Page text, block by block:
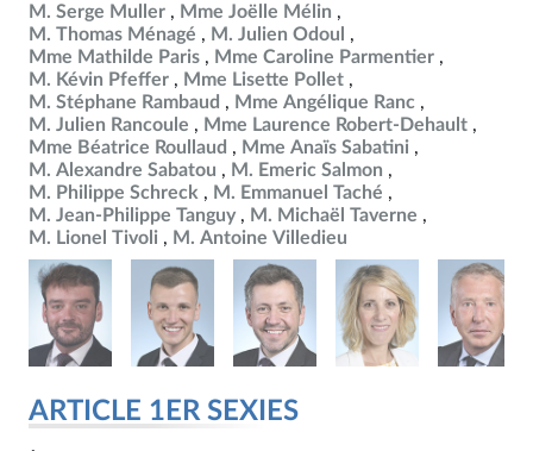
M. Serge Muller
Mme Joëlle Mélin
M. Thomas Ménagé
M. Julien Odoul
Mme Mathilde Paris
Mme Caroline Parmentier
M. Kévin Pfeffer
Mme Lisette Pollet
M. Stéphane Rambaud
Mme Angélique Ranc
M. Julien Rancoule
Mme Laurence Robert-Dehault
Mme Béatrice Roullaud
Mme Anaïs Sabatini
M. Alexandre Sabatou
M. Emeric Salmon
M. Philippe Schreck
M. Emmanuel Taché
M. Jean-Philippe Tanguy
M. Michaël Taverne
M. Lionel Tivoli
M. Antoine Villedieu
ARTICLE 1ER SEXIES